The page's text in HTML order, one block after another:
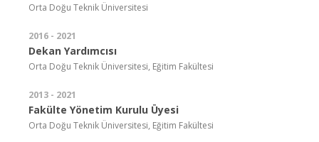
Orta Doğu Teknik Üniversitesi
2016 - 2021
Dekan Yardımcısı
Orta Doğu Teknik Üniversitesi, Eğitim Fakültesi
2013 - 2021
Fakülte Yönetim Kurulu Üyesi
Orta Doğu Teknik Üniversitesi, Eğitim Fakültesi